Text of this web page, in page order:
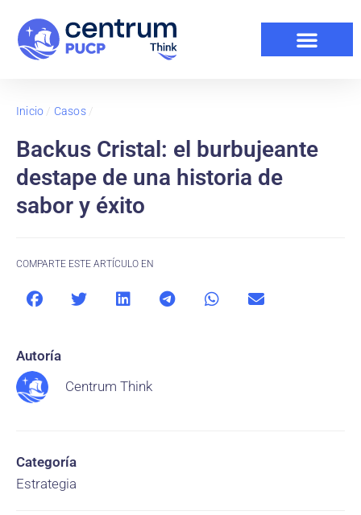
Inicio / Casos/
Backus Cristal: el burbujeante
destape de una historia de
sabor y éxito
COMPARTE ESTE ARTÍCULO EN
Autoría
Centrum Think
Categoría
Estrategia